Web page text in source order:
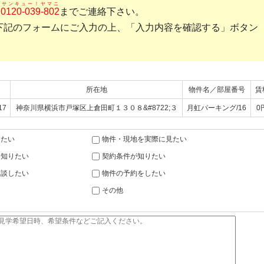
0120-039-802
サンキュー！ヤマニ
までご連絡下さい。
のフォームにご入力の上、「入力内容を確認する」ボタン
所在地 物件名／部屋番号 賃
神奈川県横浜市戸塚区上倉田町１３０８&#8722;３ 月虹パーキング/16 0
い 物件・現地を実際に見たい
りたい 契約条件が知りたい
したい 物件の予約をしたい
その他